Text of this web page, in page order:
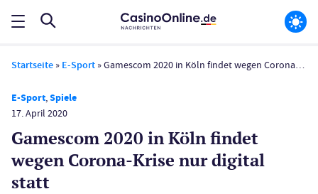
Startseite » E-Sport »Gamescom 2020 in Köln findet wegen Corona-Krise nur digital statt
E-Sport,Spiele
17. April 2020
Gamescom 2020 in Köln findet
wegen Corona-Krise nur digital
statt